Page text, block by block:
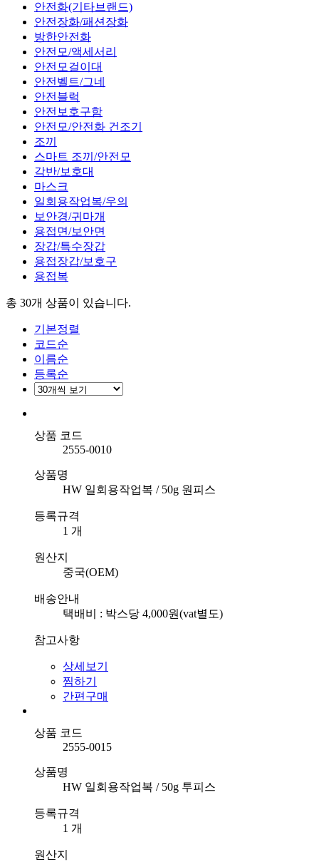
안전화(기타브랜드)
안전장화/패션장화
방한안전화
안전모/액세서리
안전모걸이대
안전벨트/그네
안전블럭
안전보호구함
안전모/안전화 건조기
조끼
스마트 조끼/안전모
각반/보호대
마스크
일회용작업복/우의
보안경/귀마개
용접면/보안면
장갑/특수장갑
용접장갑/보호구
용접복
총 30개 상품이 있습니다.
기본정렬
코드순
이름순
등록순
상품 코드
2555-0010
상품명
HW 일회용작업복 / 50g 원피스
등록규격
1 개
원산지
중국(OEM)
배송안내
택배비 : 박스당 4,000원(vat별도)
참고사항
상세보기
찜하기
간편구매
상품 코드
2555-0015
상품명
HW 일회용작업복 / 50g 투피스
등록규격
1 개
원산지